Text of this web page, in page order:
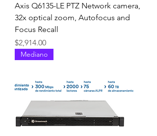
Axis Q6135-LE PTZ Network camera,
32x optical zoom, Autofocus and
Focus Recall
Precio
$2,914.00
Mediano